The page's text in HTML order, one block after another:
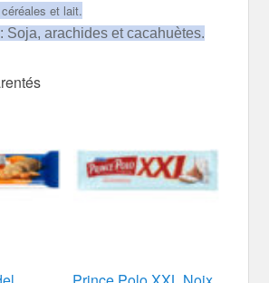
et lait.
Soja, arachides et cacahuètes.